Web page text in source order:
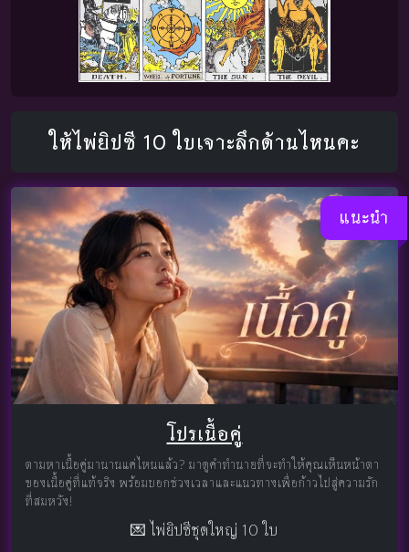
ให้ไพ่ยิปซี 10 ใบเจาะลึกด้านไหนคะ
แนะนำ
โปรเนื้อคู่
ตามหาเนื้อคู่มานานแค่ไหนแล้ว? มาดูคำทำนายที่จะทำให้คุณเห็นหน้าตา
ของเนื้อคู่ที่แท้จริง พร้อมบอกช่วงเวลาและแนวทางเพื่อก้าวไปสู่ความรัก
ที่สมหวัง!
💌 ไพ่ยิปซีชุดใหญ่ 10 ใบ